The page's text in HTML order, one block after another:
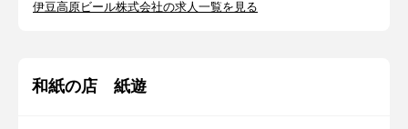
伊豆高原ビール株式会社の求人一覧を見る
和紙の店 紙遊